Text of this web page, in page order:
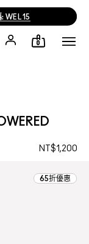
WEL15
0
NT$1,200
65折優惠